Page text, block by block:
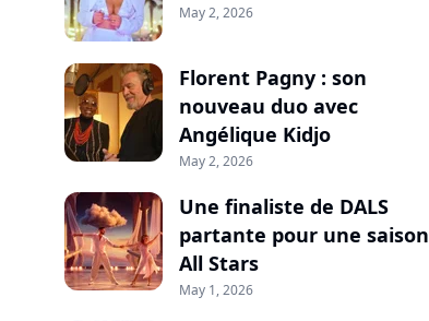
May 2, 2026
Florent Pagny : son
nouveau duo avec
Angélique Kidjo
May 2, 2026
Une finaliste de DALS
partante pour une saison
All Stars
May 1, 2026